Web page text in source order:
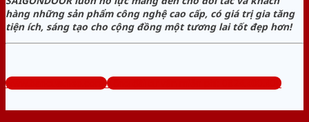
hàng những sản phẩm công nghệ cao cấp, có giá trị gia tăng
tiện ích, sáng tạo cho cộng đồng một tương lai tốt đẹp hơn!
www.bancuathep.com Tổng đài tư vấn miễn phí: 0824.400.400